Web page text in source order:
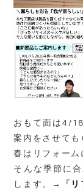
おもて面は4/
案内をさせても
春はリフォーム
そんな季節に
します。→
「